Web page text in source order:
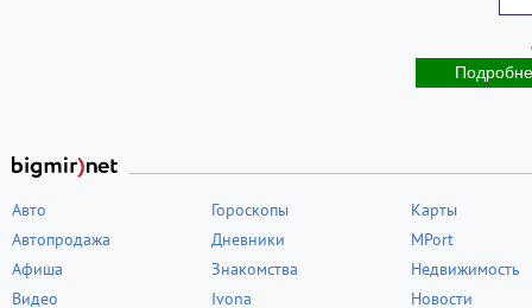
Авто
Автопродажа
Афиша
Видео
Гороскопы
Дневники
Знакомства
Ivona
Карты
MPort
Недвижимость
Новости